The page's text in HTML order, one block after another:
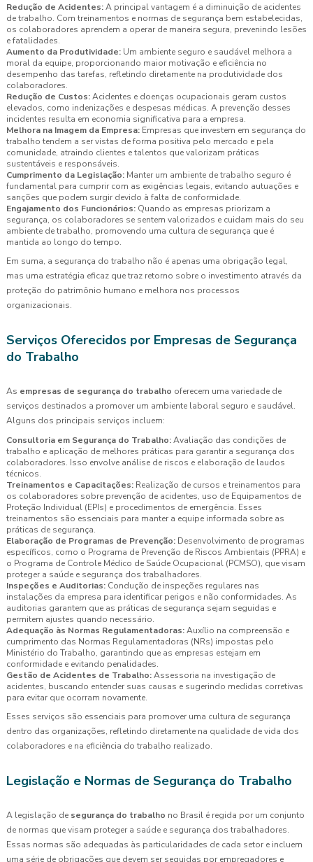
Redução de Acidentes:A principal vantagem é a diminuição de acidentes
de trabalho. Com treinamentos e normas de segurança bem estabelecidas,
os colaboradores aprendem a operar de maneira segura, prevenindo lesões
e fatalidades.
Aumento da Produtividade: Um ambiente seguro e saudável melhora a
moral da equipe, proporcionando maior motivação e eficiência no
desempenho das tarefas, refletindo diretamente na produtividade dos
colaboradores.
Redução de Custos:Acidentes e doenças ocupacionais geram custos
elevados, como indenizações e despesas médicas. A prevenção desses
incidentes resulta em economia significativa para a empresa.
Melhora na Imagem da Empresa: Empresas que investem em segurança do
trabalho tendem a ser vistas de forma positiva pelo mercado e pela
comunidade, atraindo clientes e talentos que valorizam práticas
sustentáveis e responsáveis.
Cumprimento da Legislação: Manter um ambiente de trabalho seguro é
fundamental para cumprir com as exigências legais, evitando autuações e
sanções que podem surgir devido à falta de conformidade.
Engajamento dos Funcionários: Quando as empresas priorizam a
segurança, os colaboradores se sentem valorizados e cuidam mais do seu
ambiente de trabalho, promovendo uma cultura de segurança que é
mantida ao longo do tempo.
Em suma, a segurança do trabalho não é apenas uma obrigação legal,
mas uma estratégia eficaz que traz retorno sobre o investimento através da
proteção do patrimônio humano e melhora nos processos
organizacionais.
Serviços Oferecidos por Empresas de Segurança
do Trabalho
As empresas de segurança do trabalho oferecem uma variedade de
serviços destinados a promover um ambiente laboral seguro e saudável.
Alguns dos principais serviços incluem:
Consultoria em Segurança do Trabalho:Avaliação das condições de
trabalho e aplicação de melhores práticas para garantir a segurança dos
colaboradores. Isso envolve análise de riscos e elaboração de laudos
técnicos.
Treinamentos e Capacitações: Realização de cursos e treinamentos para
os colaboradores sobre prevenção de acidentes, uso de Equipamentos de
Proteção Individual (EPIs) e procedimentos de emergência. Esses
treinamentos são essenciais para manter a equipe informada sobre as
práticas de segurança.
Elaboração de Programas de Prevenção: Desenvolvimento de programas
específicos, como o Programa de Prevenção de Riscos Ambientais (PPRA) e
o Programa de Controle Médico de Saúde Ocupacional (PCMSO), que visam
proteger a saúde e segurança dos trabalhadores.
Inspeções e Auditorias: Condução de inspeções regulares nas
instalações da empresa para identificar perigos e não conformidades. As
auditorias garantem que as práticas de segurança sejam seguidas e
permitem ajustes quando necessário.
Adequação às Normas Regulamentadoras:Auxílio na compreensão e
cumprimento das Normas Regulamentadoras (NRs) impostas pelo
Ministério do Trabalho, garantindo que as empresas estejam em
conformidade e evitando penalidades.
Gestão de Acidentes de Trabalho:Assessoria na investigação de
acidentes, buscando entender suas causas e sugerindo medidas corretivas
para evitar que ocorram novamente.
Esses serviços são essenciais para promover uma cultura de segurança
dentro das organizações, refletindo diretamente na qualidade de vida dos
colaboradores e na eficiência do trabalho realizado.
Legislação e Normas de Segurança do Trabalho
A legislação de segurança do trabalho no Brasil é regida por um conjunto
de normas que visam proteger a saúde e segurança dos trabalhadores.
Essas normas são adequadas às particularidades de cada setor e incluem
uma série de obrigações que devem ser seguidas por empregadores e